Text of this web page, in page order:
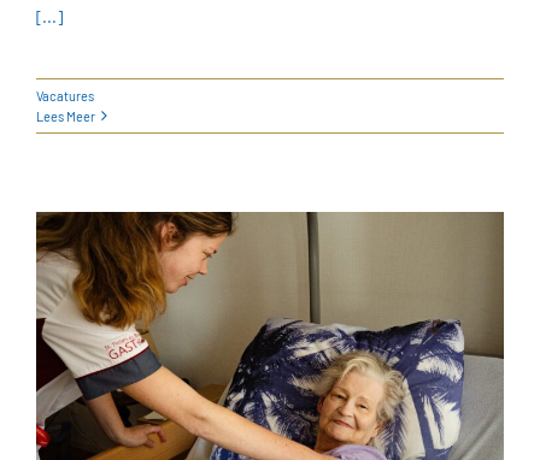
[...]
Vacatures
Lees Meer